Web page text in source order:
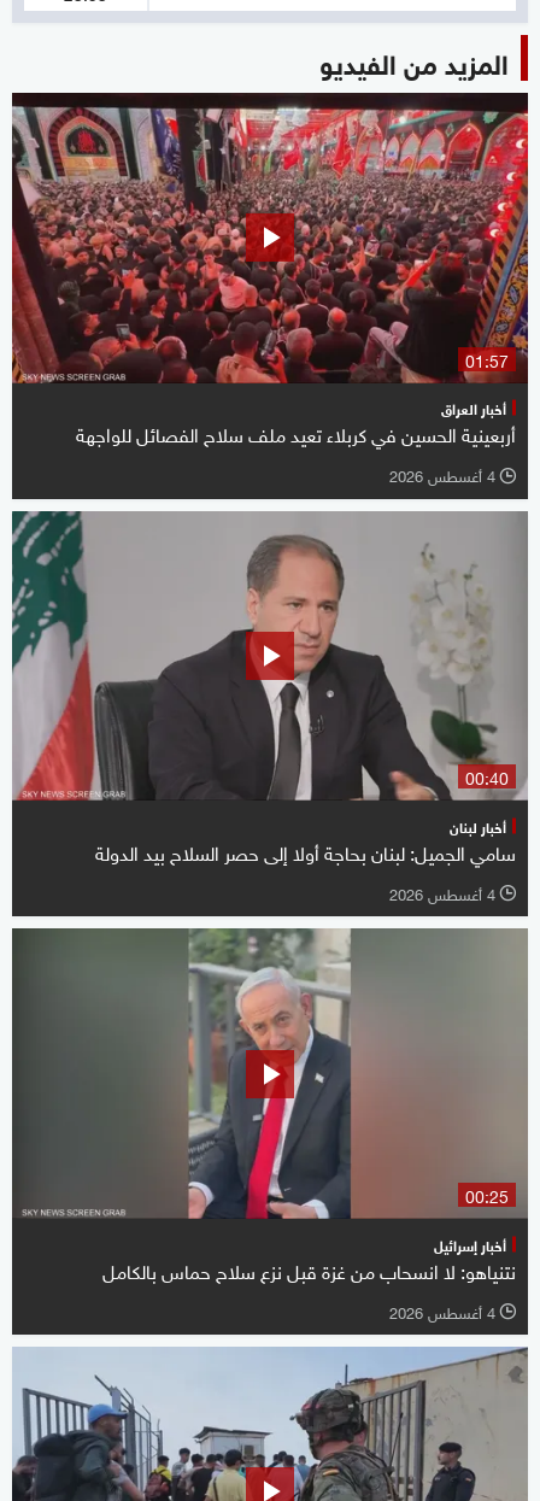
المزيد من الفيديو
01:57
أخبار العراق
أربعينية الحسين في كربلاء تعيد ملف سلاح الفصائل للواجهة
l 4 أغسطس 2026
00:40
أخبار لبنان
سامي الجميل: لبنان بحاجة أولا إلى حصر السلاح بيد الدولة
l 4 أغسطس 2026
00:25
أخبار إسرائيل
نتنياهو: لا انسحاب من غزة قبل نزع سلاح حماس بالكامل
l 4 أغسطس 2026